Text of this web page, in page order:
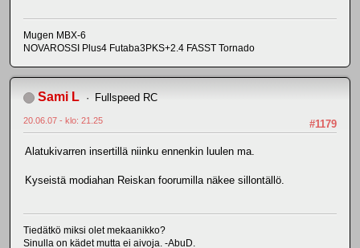
Mugen MBX-6
NOVAROSSI Plus4 Futaba3PKS+2.4 FASST Tornado
Sami L Fullspeed RC
#1179
20.06.07 - klo: 21.25
Alatukivarren insertillä niinku ennenkin luulen ma.
Kyseistä modiahan Reiskan foorumilla näkee sillontällö.
Tiedätkö miksi olet mekaanikko?
Sinulla on kädet mutta ei aivoja. -AbuD.